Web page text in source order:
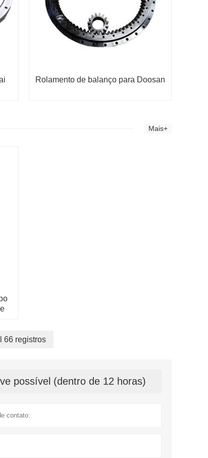
Rolamento de balanço para Doosan
Mais+
66 registros
possível (dentro de 12 horas)